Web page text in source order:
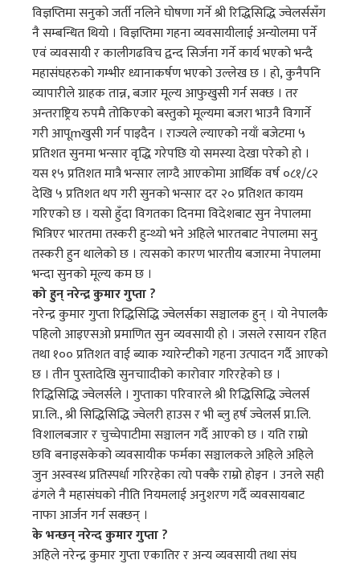
विज्ञप्तिमा सनुको जर्ती नलिने घोषणा गर्ने श्री रिद्धिसिद्धि ज्वेलर्ससँग
नै सम्बन्धित थियो । विज्ञप्तिमा गहना व्यवसायीलाई अन्योलमा पर्ने
एवं व्यवसायी र कालीगढविच द्वन्द सिर्जना गर्ने कार्य भएको भन्दै
महासंघहरुको गम्भीर ध्यानाकर्षण भएको उल्लेख छ । हो, कुनैपनि
व्यापारीले ग्राहक तान्न, बजार मूल्य आफुखुसी गर्न सक्छ । तर
अन्तराष्ट्रिय रुपमै तोकिएको बस्तुको मूल्यमा बजरा भाउनै विगार्ने
गरी आपूmखुसी गर्न पाइदैन । राज्यले ल्याएको नयाँ बजेटमा ५
प्रतिशत सुनमा भन्सार वृद्धि गरेपछि यो समस्या देखा परेको हो ।
यस १५ प्रतिशत मात्रै भन्सार लाग्दै आएकोमा आर्थिक वर्ष ०८१/८२
देखि ५ प्रतिशत थप गरी सुनको भन्सार दर २० प्रतिशत कायम
गरिएको छ । यसो हुँदा विगतका दिनमा विदेशबाट सुन नेपालमा
भित्रिएर भारतमा तस्करी हुन्थ्यो भने अहिले भारतबाट नेपालमा सनु
तस्करी हुन थालेको छ । त्यसको कारण भारतीय बजारमा नेपालमा
भन्दा सुनको मूल्य कम छ ।
को हुन् नरेन्द्र कुमार गुप्ता ?
नरेन्द्र कुमार गुप्ता रिद्धिसिद्धि ज्वेलर्सका सञ्चालक हुन् । यो नेपालकै
पहिलो आइएसओ प्रमाणित सुन व्यवसायी हो । जसले रसायन रहित
तथा १०० प्रतिशत वाई ब्याक ग्यारेन्टीको गहना उत्पादन गर्दै आएको
छ । तीन पुस्तादेखि सुनचाादीको कारोवार गरिरहेको छ ।
रिद्धिसिद्धि ज्वेलर्सले । गुप्ताका परिवारले श्री रिद्धिसिद्धि ज्वेलर्स
प्रा.लि., श्री सिद्धिसिद्धि ज्वेलरी हाउस र भी ब्लु हर्ष ज्वेलर्स प्रा.लि.
विशालबजार र चुच्चेपाटीमा सञ्चालन गर्दै आएको छ । यति राम्रो
छवि बनाइसकेको व्यवसायीक फर्मका सञ्चालकले अहिले अहिले
जुन अस्वस्थ प्रतिस्पर्धा गरिरहेका त्यो पक्कै राम्रो होइन । उनले सही
ढंगले नै महासंघको नीति नियमलाई अनुशरण गर्दै व्यवसायबाट
नाफा आर्जन गर्न सक्छन् ।
के भन्छन् नरेन्द कुमार गुप्ता ?
अहिले नरेन्द्र कुमार गुप्ता एकातिर र अन्य व्यवसायी तथा संघ